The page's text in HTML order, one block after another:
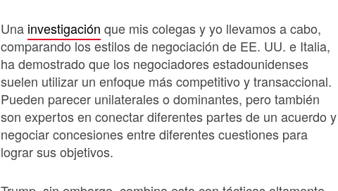
Una investigación que mis colegas y yo llevamos a cabo,
comparando los estilos de negociación de EE. UU. e Italia,
ha demostrado que los negociadores estadounidenses
suelen utilizar un enfoque más competitivo y transaccional.
Pueden parecer unilaterales o dominantes, pero también
son expertos en conectar diferentes partes de un acuerdo y
negociar concesiones entre diferentes cuestiones para
lograr sus objetivos.